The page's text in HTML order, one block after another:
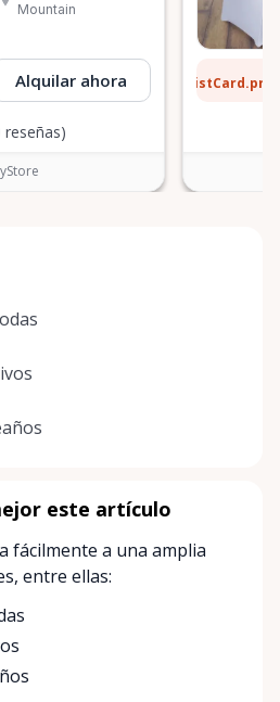
Mountain
Alquilar ahora
reseñas)
este artículo
fácilmente a una amplia
entre ellas: